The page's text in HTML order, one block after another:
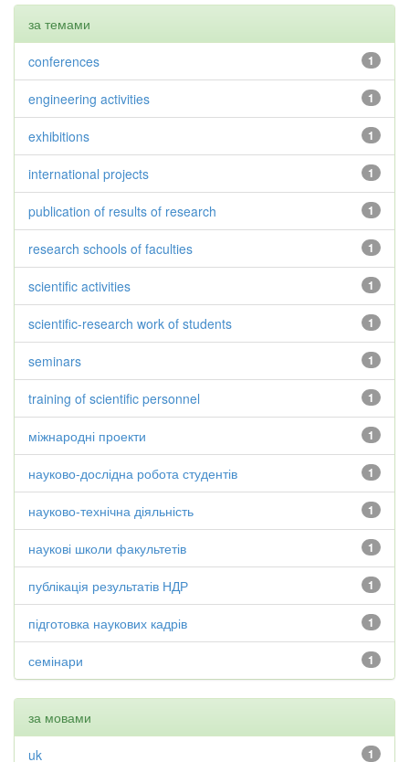
за темами
1
conferences
1
engineering activities
1
exhibitions
1
international projects
1
publication of results of research
1
research schools of faculties
1
scientific activities
1
scientific-research work of students
1
seminars
1
training of scientific personnel
1
міжнародні проекти
1
науково-дослідна робота студентів
1
науково-технічна діяльність
1
наукові школи факультетів
1
публікація результатів НДР
1
підготовка наукових кадрів
1
семінари
за мовами
1
uk